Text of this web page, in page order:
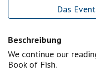
Das
Beschreibung
We continue our
Book of Fish.